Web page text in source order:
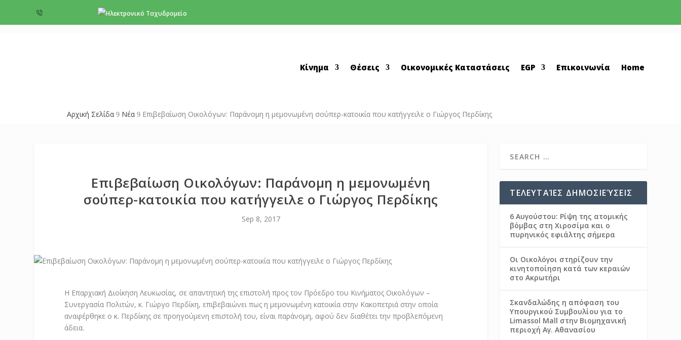
Κίνημα Θέσεις Οικονομικές Καταστάσεις EGP Επικοινωνία Home
Αρχική Σελίδα 9 Νέα 9 Επιβεβαίωση Οικολόγων: Παράνομη η μεμονωμένη σούπερ-κατοικία που κατήγγειλε ο Γιώργος Περδίκης
Επιβεβαίωση Οικολόγων: Παράνομη η μεμονωμένη
σούπερ-κατοικία που κατήγγειλε ο Γιώργος Περδίκης
Sep 8, 2017
Η Επαρχιακή Διοίκηση Λευκωσίας, σε απαντητική της επιστολή προς τον Πρόεδρο του Κινήματος Οικολόγων –
Συνεργασία Πολιτών, κ. Γιώργο Περδίκη, επιβεβαιώνει πως η μεμονωμένη κατοικία στην Κακοπετριά στην οποία
αναφέρθηκε ο κ. Περδίκης σε προηγούμενη επιστολή του, είναι παράνομη, αφού δεν διαθέτει την προβλεπόμενη
άδεια.
ΤΕΛΕΥΤΑΊΕΣ ΔΗΜΟΣΙΕΎΣΕΙΣ
6 Αυγούστου: Ρίψη της ατομικής
βόμβας στη Χιροσίμα και ο
πυρηνικός εφιάλτης σήμερα
Οι Οικολόγοι στηρίζουν την
κινητοποίηση κατά των κεραιών
στο Ακρωτήρι
Σκανδαλώδης η απόφαση του
Υπουργικού Συμβουλίου για το
Limassol Mall στην Βιομηχανική
περιοχή Αγ. Αθανασίου